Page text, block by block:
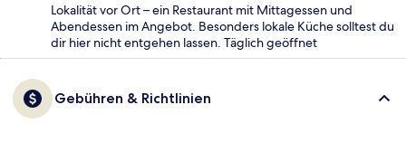
Lokalität vor Ort – ein Restaurant mit Mittagessen und
Abendessen im Angebot. Besonders lokale Küche solltest du
dir hier nicht entgehen lassen. Täglich geöffnet
Gebühren & Richtlinien